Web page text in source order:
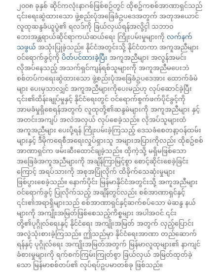
၂၀၀၈ ခုနှစ် ဆိုင်ကလုံးနာဂစ်ဖြစ်စဉ်တွင် ထိုစဥ်ကစစ်အာဏာရှင်သည်
၎င်းရေးဆွဲထားသော ဖွဲ့စည်းပုံအခြေခံဥပဒေအတွက် အတုအယောင်
လူထုဆန္ဒခံယူပွဲ၏ ရလဒ်ကို ခြယ်လှယ်ရန်အလို့ငှါ သဘာဝ
ဘေးအန္တရာယ်ဆိုင်ရာကယ်ဆယ်ရေး ကြိုးပမ်းမှုများကို လက်နက်
သဖွယ် အသုံးပြုခဲ့သည်။ နိုင်ငံအတွင်းသို့ နိုင်ငံတကာ အကူအညီများ
ဝင်ရောက်ခွင့်ကို ပိတ်ပင်ထားခဲ့ပြီး အကူအညီများ အလွန်အမင်း
လိုအပ်နေသည့် အသက်ရှင်ကျန်ရစ်သူများကို အကူအညီမပေးဘဲ
စစ်တပ်ကရေးဆွဲထားသော ဖွဲ့စည်းပုံအခြေခံဥပဒေအား ထောက်ခံမဲ
များ ပေးမှသာလျှင် အကူအညီများကိုပေးမည်ဟု လုပ်ဆောင်ခဲ့ပြီး
၎င်း၏ထိန်းချုပ်မှုနှင့် နိုင်ငံရေးတွင် ဝင်ရောက်စွက်ဖက်ပိုင်ခွင့်ကို
အာမခံမှုရှိစေရန်အတွက် လူထုတို့၏ဆန္ဒမဲများကို အကူအညီများ နှင့်
အတင်းအကျပ် အလဲအလှယ် လုပ်စေခဲ့သည်။ လိုအပ်သူများထံ
အကူအညီများ ပေးပို့ရန် ကြိုးပမ်းခဲ့ကြသည့် ဒေသခံစေတနာ့ဝန်ထမ်း
များနှင့် ဒီမိုကရေစီအရေးလှုပ်ရှားသူ အများအပြားကိုလည်း ထိုစဥ်စစ်
အာဏာရှင်က ဖမ်းဆီးထောင်ချခဲ့သည်။ ထိုကဲ့သို့ မရှိမဖြစ်သော
အခြေခံအကူအညီများကို အချိန်ကြာမြင့်စွာ စောင့်ဆိုင်းစေခဲ့ခြင်း
ကြောင့် အရပ်သားကို အစုအပြုံလိုက် ထိခိုက်သေဆုံးမှုများ
ဖြစ်ပွားစေခဲ့သည်။ နောက်ပိုင်း မြန်မာနိုင်ငံအတွင်းသို့ အကူအညီများ
ဝင်ရောက်ခွင့် ပြုလိုက်သည့် အချိန်တွင်လည်း စစ်အာဏာရှင်နှင့်
၎င်း၏အရာရှိများသည် စစ်အာဏာရှင်နှင့်ဆက်စပ်သော မဲဆန္ဒ နယ်
များကို အကျိုးအမြတ်ဖြစ်စေသည့်ကိစ္စများ အပါအဝင် ၎င်း
တို့၏ပုဂ္ဂိုလ်ရေးနှင့် နိုင်ငံရေး အကျိုးအမြတ် အတွက် လှည့်ပြောင်း
အလွဲသုံးစားခဲ့ကြသည်။ ဤသည်မှာ နိုင်ငံရေးအာဏာ တည်ဆောက်
ရန်နှင့် ပုဂ္ဂိုလ်ရေး အကျိုးအမြတ်အတွက် မြန်မာလူထုများ၏ နာကျင်
ခံစားမှုများကို ရက်စက်ကြမ်းကြုတ်စွာ ခြယ်လှယ် အမြတ်ထုတ်ခဲ့
သော မြန်မာစစ်တပ်၏ လုပ်ရပ်ဥပမာတစ်ခု ဖြစ်သည်။